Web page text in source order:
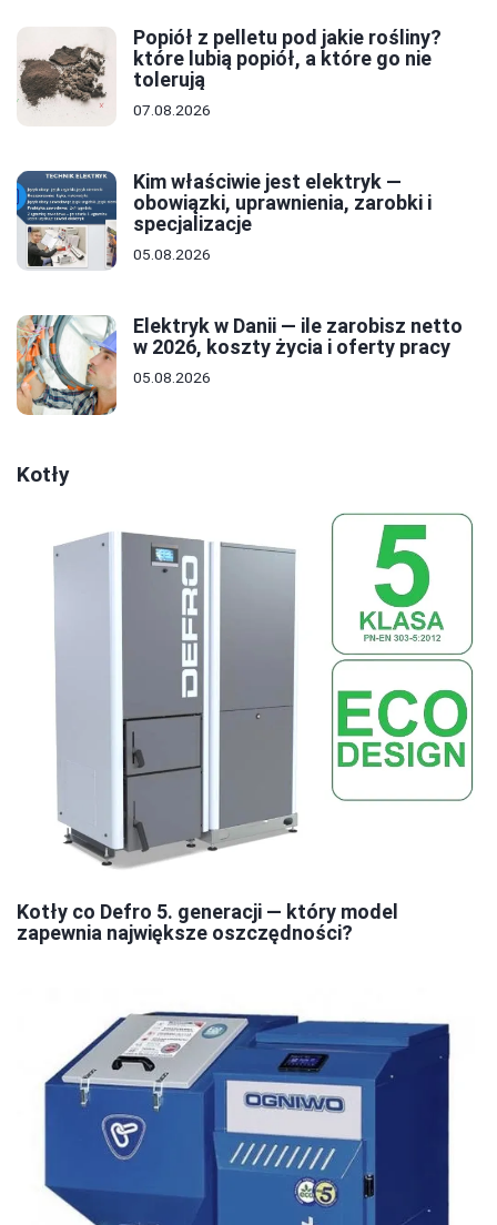
Popiół z pelletu pod jakie rośliny?
które lubią popiół, a które go nie
tolerują
07.08.2026
Kim właściwie jest elektryk —
obowiązki, uprawnienia, zarobki i
specjalizacje
05.08.2026
Elektryk w Danii — ile zarobisz netto
w 2026, koszty życia i oferty pracy
05.08.2026
Kotły
Kotły co Defro 5. generacji — który model
zapewnia największe oszczędności?